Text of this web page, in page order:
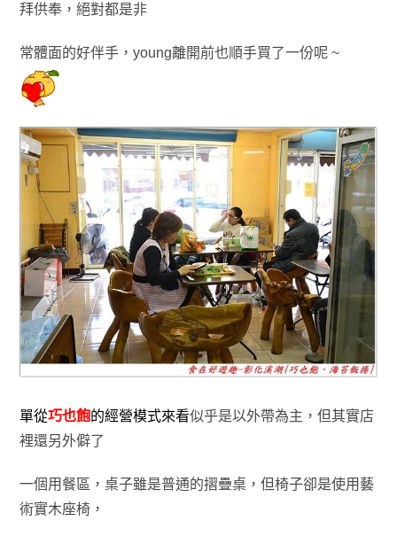
拜供奉，絕對都是非
常體面的好伴手，young離開前也順手買了一份呢 ~
單從巧也飽的經營模式來看似乎是以外帶為主，但其實店
裡還另外僻了
一個用餐區 ，桌子雖是普通的摺疊桌，但椅子卻是使用藝
術實木座椅，